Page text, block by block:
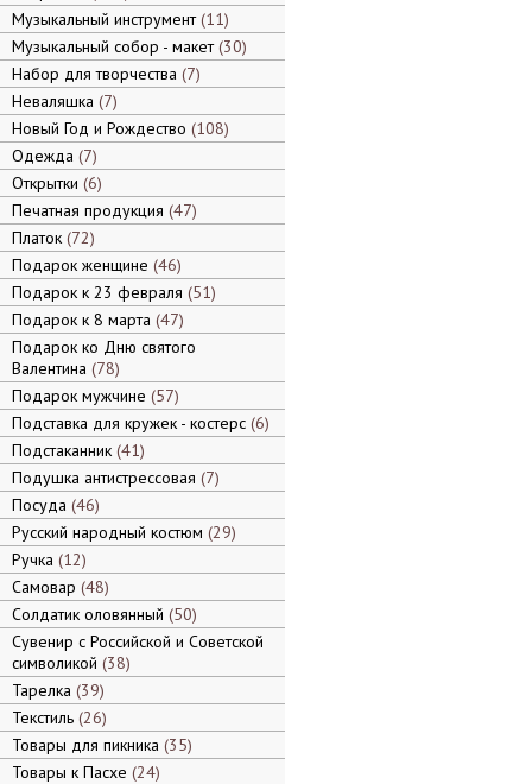
Музыкальный инструмент 11
Музыкальный собор - макет 30
Набор для творчества 7
Неваляшка 7
Новый Год и Рождество 108
Одежда 7
Открытки 6
Печатная продукция 47
Платок 72
Подарок женщине 46
Подарок к 23 февраля 51
Подарок к 8 марта 47
Подарок ко Дню святого
Валентина 78
Подарок мужчине 57
Подставка для кружек - костерс 6
Подстаканник 41
Подушка антистрессовая 7
Посуда 46
Русский народный костюм 29
Ручка 12
Самовар 48
Солдатик оловянный 50
Сувенир с Российской и Советской
символикой 38
Тарелка 39
Текстиль 26
Товары для пикника 35
Товары к Пасхе 24